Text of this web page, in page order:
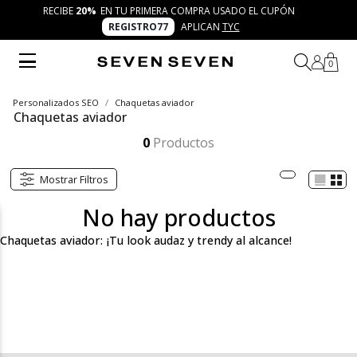
RECIBE 20% EN TU PRIMERA COMPRA USADO EL CUPÓN
REGISTRO77
APLICAN TYC
0
Personalizados SEO Chaquetas aviador
Chaquetas aviador
0 Productos
Mostrar Filtros
No hay productos
Chaquetas aviador: ¡Tu look audaz y trendy al alcance!
materiales de alta calidad, estas chaquetas están hechas para